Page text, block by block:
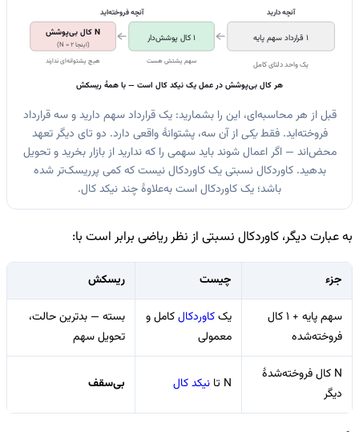
آنچه دارید
1 قرارداد سهم پایه
یک واحد دلتای کامل
آنچه فروخته‌اید
1 کال پوشش‌دار
سهم پشتش هست
N کال بی‌پوشش
(اینجا N = 2)
هیچ پشتوانه‌ای ندارند
هر کال بی‌پوشش در عمل یک نیکد کال است — با همهٔ ریسکش
قبل از هر محاسبه‌ای، این را بشمارید: یک قرارداد سهم دارید و سه قرارداد
فروخته‌اید. فقطیکیاز آن سه، پشتوانهٔ واقعی دارد. دو تای دیگر تعهد
محض‌اند — اگر اعمال شوند باید سهمی را که ندارید از بازار بخرید و تحویل
بدهید. کاوردکال نسبتی یک کاوردکال نیست که کمی پرریسک‌تر شده
باشد؛ یک کاوردکال است به‌علاوهٔ چند نیکد کال.
به عبارت دیگر، کاوردکال نسبتی از نظر ریاضی برابر است با:
جزء چیست ریسکش
سهم پایه + 1 کال
فروخته‌شده
یککاوردکالکامل و
معمولی
بسته — بدترین حالت،
تحویل سهم
N کال فروخته‌شدهٔ
دیگر
N تا نیکد کال بی‌سقف